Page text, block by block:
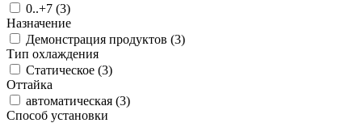
0..+7 (3)
Назначение
Демонстрация продуктов (3)
Тип охлаждения
Статическое (3)
Оттайка
автоматическая (3)
Способ установки